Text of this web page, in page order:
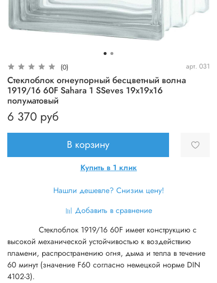
(0) арт. 031
Стеклоблок огнеупорный бесцветный волна
1919/16 60F Sahara 1 SSeves 19х19х16
полуматовый
6 370 руб
В корзину
Купить в 1 клик
Нашли дешевле? Снизим цену!
Добавить в сравнение
Стеклоблок 1919/16 60F имеет конструкцию с
высокой механической устойчивостью к воздействию
пламени, распространению огня, дыма и тепла в течение
60 минут (значение F60 согласно немецкой норме DIN
4102-3).